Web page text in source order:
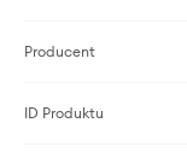
Producent
ID Produktu